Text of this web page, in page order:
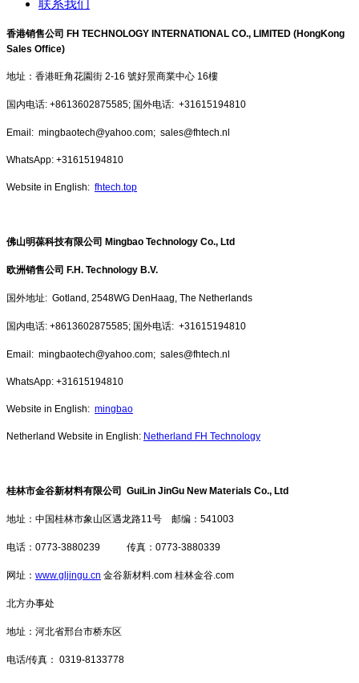
联系我们
香港销售公司 FH TECHNOLOGY INTERNATIONAL CO., LIMITED (HongKong
Sales Office)
地址：香港旺角花園街 2-16 號好景商業中心 16樓
国内电话: +8613602875585; 国外电话: +31615194810
Email: mingbaotech@yahoo.com; sales@fhtech.nl
WhatsApp: +31615194810
Website in English: fhtech.top
佛山明葆科技有限公司 Mingbao Technology Co., Ltd
欧洲销售公司 F.H. Technology B.V.
国外地址: Gotland, 2548WG DenHaag, The Netherlands
国内电话: +8613602875585; 国外电话: +31615194810
Email: mingbaotech@yahoo.com; sales@fhtech.nl
WhatsApp: +31615194810
Website in English: mingbao
Netherland Website in English: Netherland FH Technology
桂林市金谷新材料有限公司 GuiLin JinGu New Materials Co., Ltd
地址：中国桂林市象山区遇龙路11号 邮编：541003
电话：0773-3880239 传真：0773-3880339
网址： www.gljingu.cn 金谷新材料.com 桂林金谷.com
北方办事处
地址：河北省邢台市桥东区
电话/传真： 0319-8133778